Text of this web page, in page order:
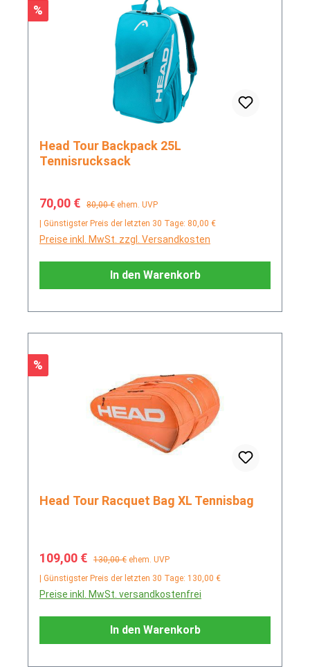
Rabatt
%
Head Tour Backpack 25L
Tennisrucksack
Verkaufspreis:
70,00 € Regulärer Preis:
80,00 € ehem. UVP
| Günstigster Preis der letzten 30 Tage: 80,00 €
Preise inkl. MwSt. zzgl. Versandkosten
In den Warenkorb
Rabatt
%
Head Tour Racquet Bag XL Tennisbag
Verkaufspreis:
109,00 € Regulärer Preis:
130,00 € ehem. UVP
| Günstigster Preis der letzten 30 Tage: 130,00 €
Preise inkl. MwSt. versandkostenfrei
In den Warenkorb